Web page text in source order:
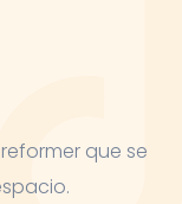
que se